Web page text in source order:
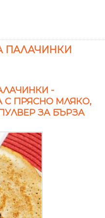
ПАЛАЧИНКИ
-
С ПРЯСНО МЛЯКО,
ЗА БЪРЗА